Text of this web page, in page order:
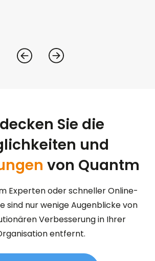
Sie die
und
von Quantm
Experten oder schneller Online-
sind nur wenige Augenblicke von
Verbesserung in Ihrer
entfernt.